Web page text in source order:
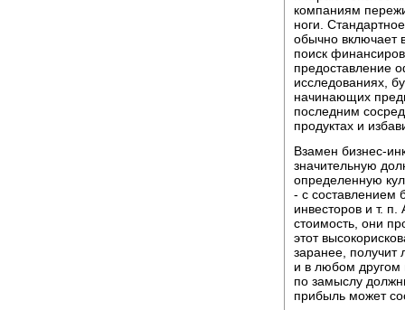
компаниям
ноги.
обычно включает
поиск
предоставление
исследованиях,
начинающих
последним
продуктах и
Взамен бизнес-
значительную
определенную
- с составлением
инвесторов и т.
стоимость, они
этот
заранее, получит
и в любом другом
по замыслу
прибыль может